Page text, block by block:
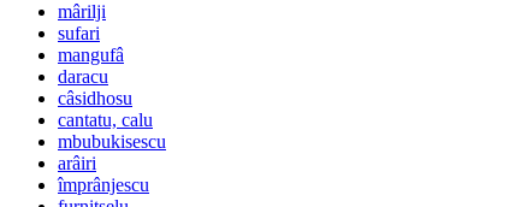
mârilji
sufari
mangufâ
daracu
câsidhosu
cantatu, calu
mbubukisescu
arâiri
împrânjescu